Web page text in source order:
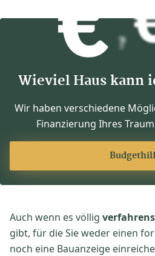
Wieviel Haus kann
Wir haben verschiedene
Finanzierung Ihres
Auch wenn es völlig
gibt, für die Sie weder einen
noch eine Bauanzeige